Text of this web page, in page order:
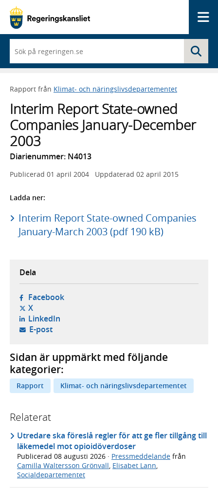
du
börjar
skriva
framträder
lista
med
sökförslag
Rapport från Klimat- och näringslivsdepartementet
Interim Report State-owned
Companies January-December
2003
Diarienummer: N4013
Publicerad 01 april 2004 Uppdaterad 02 april 2015
Ladda ner:
Interim Report State-owned Companies
January-March 2003 (pdf 190 kB)
Dela
Facebook- öppnas i ny flik, extern webbplats,
X- öppnas i ny flik, extern webbplats,
LinkedIn- öppnas i ny flik, extern webbplats,
E-post- öppnar din e-postklient,
Sidan är uppmärkt med följande
kategorier:
Rapport Klimat- och näringslivsdepartementet
Relaterat
Utredare ska föreslå regler för att ge fler tillgång till
läkemedel mot opioidöverdoser
Publicerad 08 augusti 2026 · Pressmeddelande från
Camilla Waltersson Grönvall, Elisabet Lann,
Socialdepartementet